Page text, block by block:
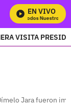
EN VIVO
Mira Todos Nuestros
VISITA
Jara fueron